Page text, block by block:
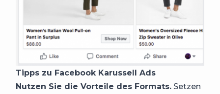
Tipps zu Facebook Karussell Ads
Nutzen Sie die Vorteile des Formats. Setzen